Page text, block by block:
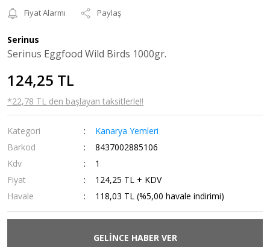
Fiyat Alarmı
Paylaş
Serinus
Serinus Eggfood Wild Birds 1000gr.
124,25 TL
*22,78 TL den başlayan taksitlerle!!
Kategori
Kanarya Yemleri
Barkod
8437002885106
Kdv
1
Fiyat
124,25 TL + KDV
Havale
118,03 TL (%5,00 havale indirimi)
GELİNCE HABER VER